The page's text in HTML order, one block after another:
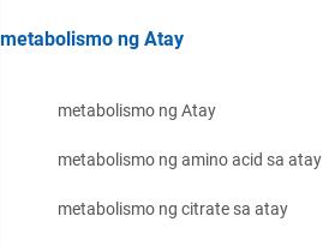
metabolismo ng Atay
metabolismo ng Atay
metabolismo ng amino acid sa atay
metabolismo ng citrate sa atay